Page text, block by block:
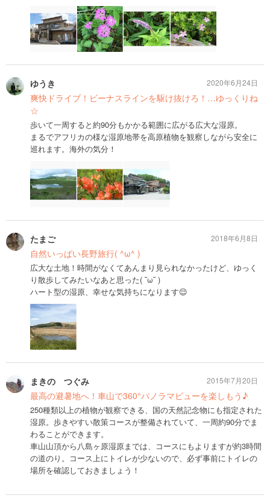
ゆうき
爽快ドライブ！ビーナスラインを駆け抜けろ！…ゆっくりね
☆
歩いて一周すると約90分もかかる範囲に広がる広大な湿原。
まるでアフリカの様な湿原地帯を高原植物を観察しながら安全に
巡れます。海外の気分！
2020年6月24日
たまご
自然いっぱい長野旅行( ^ω^ )
広大な土地！時間がなくてあんまり見られなかったけど、ゆっく
り散歩してみたいなあと思った( ˘ω˘ )
ハート型の湿原、幸せな気持ちになります😌
2018年6月8日
まきの つぐみ
最高の避暑地へ！車山で360°パノラマビューを楽しもう♪
250種類以上の植物が観察できる、国の天然記念物にも指定された
湿原。歩きやすい散策コースが整備されていて、一周約90分でま
わることができます。
車山山頂から八島ヶ原湿原までは、コースにもよりますが約3時間
の道のり。コース上にトイレが少ないので、必ず事前にトイレの
場所を確認しておきましょう！
2015年7月20日